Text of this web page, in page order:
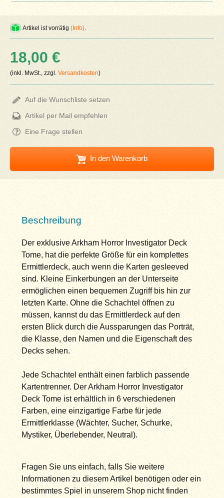
Artikel ist vorrätig(Info)
18,00 €
(inkl. MwSt., zzgl.Versandkosten)
Auf die Wunschliste setzen
Artikel per Mail empfehlen
Eine Frage stellen
In den Warenkorb
Beschreibung
Der exklusive Arkham Horror Investigator Deck
Tome, hat die perfekte Größe für ein komplettes
Ermittlerdeck, auch wenn die Karten gesleeved
sind. Kleine Einkerbungen an der Unterseite
ermöglichen einen bequemen Zugriff bis hin zur
letzten Karte. Ohne die Schachtel öffnen zu
müssen, kannst du das Ermittlerdeck auf den
ersten Blick durch die Aussparungen das Porträt,
die Klasse, den Namen und die Eigenschaft des
Decks sehen.
Jede Schachtel enthält einen farblich passende
Kartentrenner. Der Arkham Horror Investigator
Deck Tome ist erhältlich in 6 verschiedenen
Farben, eine einzigartige Farbe für jede
Ermittlerklasse (Wächter, Sucher, Schurke,
Mystiker, Überlebender, Neutral).
Fragen Sie uns einfach, falls Sie weitere
Informationen zu diesem Artikel benötigen oder ein
bestimmtes Spiel in unserem Shop nicht finden